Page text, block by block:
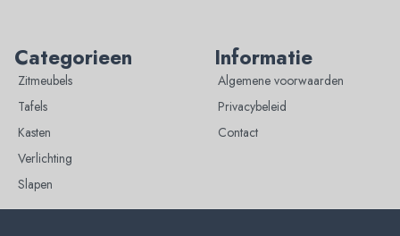
Categorieen
Zitmeubels
Tafels
Kasten
Verlichting
Slapen
Informatie
Algemene voorwaarden
Privacybeleid
Contact